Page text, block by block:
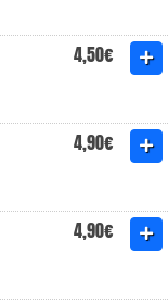
4,50€
4,90€
4,90€